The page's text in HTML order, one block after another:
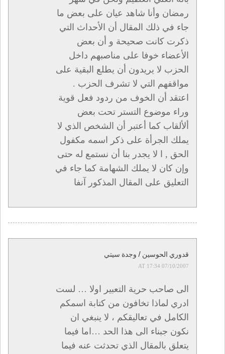
رمضان وأنا شاهد عيان على بعض ما
جاء في ذلك المقال أن الأحداث التي
ذكرت كانت صحيحة و أن بعض
الأعضاء خوفا على مناصبهم داخل
الحزب لا يريدون أن يطلع البقية على
مواقفهم التي لا تشرف الحزب .
اعتقد أن الخوف من ردود فعل قوية
وراء موضوع التستر تحت بعض
ألألقاب كما أعتبر أن الشخص الذي لا
يملك الجرأة على ذكر اسمه مكفول
الحق , ا لا يجدر بنا أن نستمع له حتى
وإن كان لا يملك الشهامة كما جاء في
التعليق على المقال المذكور آنفا
قدوري الحوسين / وجدة سيتي
07/10/2007 AT 17:34
الى صاحب حرية التعبير اولا … لست
ادري لماذا تخافون من كتابة اسمكم
الكامل في تعاليقكم ، لا ينبغي ان
نكون جبناء الى هذا الحد …اما فيما
يتعلق بالمقال الذي تحدثت عنه فيما